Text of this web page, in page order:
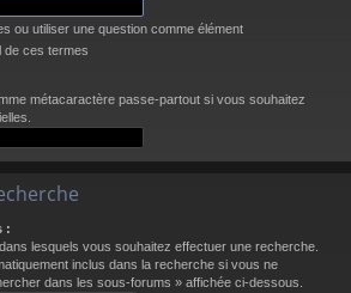
ou utiliser une question comme élément
de ces termes
métacaractère passe-partout si vous souhaitez
:
lesquels vous souhaitez effectuer une recherche.
inclus dans la recherche si vous ne
dans les sous-forums » affichée ci-dessous.